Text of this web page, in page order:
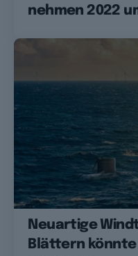
nehmen 2022
Neuartige
Blättern